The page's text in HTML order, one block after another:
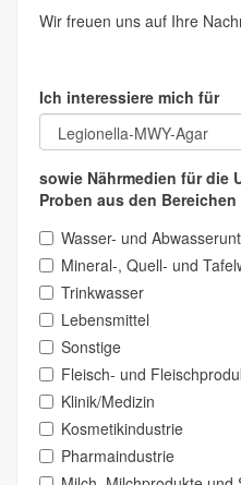
Wir freuen uns auf Ihre
Ich interessiere mich für
sowie Nährmedien für die
Proben aus den Bereichen
Wasser- und
Mineral-, Quell- und
Trinkwasser
Lebensmittel
Sonstige
Fleisch- und
Klinik/Medizin
Kosmetikindustrie
Pharmaindustrie